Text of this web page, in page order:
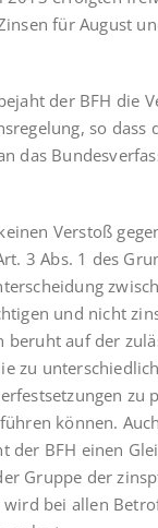
für August
der BFH die
so dass
das
Verstoß
3 Abs. 1 des
und nicht
beruht auf der
zu
zu
können.
der BFH einen
Gruppe der
bei allen